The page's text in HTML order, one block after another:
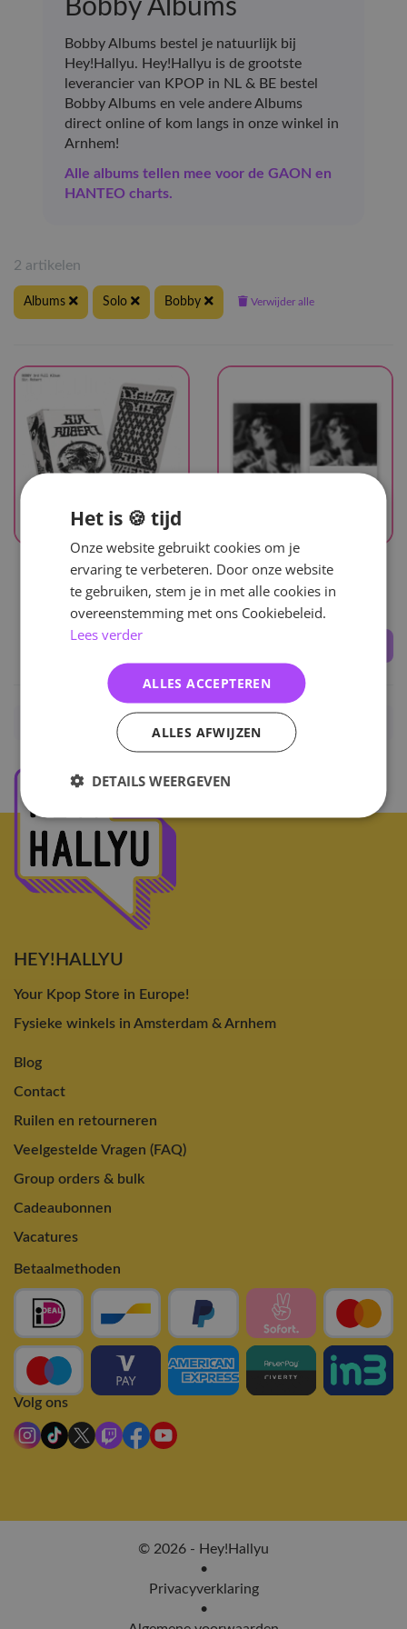
Bobby Albums
Bobby Albums bestel je natuurlijk bij
Hey!Hallyu. Hey!Hallyu is de grootste
leverancier van KPOP in NL & BE bestel
Bobby Albums en vele andere Albums
direct online of kom langs in onze winkel in
Arnhem!
Alle albums tellen mee voor de GAON en
HANTEO charts.
2 artikelen
Albums Solo Bobby Verwijder alle
UITVERKOCHT
Bobby
Sir. Robert
29,-
UITVERKOCHT
Bobby
S.i.r (Poca Album)
KPOP Albums
HEY!HALLYU
Your Kpop Store in Europe!
Fysieke winkels in Amsterdam & Arnhem
Blog
Contact
Ruilen en retourneren
Veelgestelde Vragen (FAQ)
Group orders & bulk
Cadeaubonnen
Vacatures
Betaalmethoden
Volg ons
© 2026 - Hey!Hallyu
•
Privacyverklaring
•
Het is 🍪 tijd
Onze website gebruikt cookies om je
ervaring te verbeteren. Door onze website
te gebruiken, stem je in met alle cookies in
overeenstemming met ons Cookiebeleid.
Lees verder
ALLES ACCEPTEREN
ALLES AFWIJZEN
DETAILS WEERGEVEN